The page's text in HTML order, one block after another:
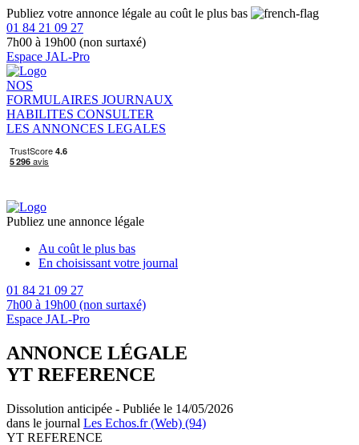
Publiez votre annonce légale au coût le plus bas
01 84 21 09 27
7h00 à 19h00 (non surtaxé)
Espace JAL-Pro
NOS
FORMULAIRES JOURNAUX
HABILITES CONSULTER
LES ANNONCES LEGALES
Publiez une annonce légale
Au coût le plus bas
En choisissant votre journal
01 84 21 09 27
7h00 à 19h00 (non surtaxé)
Espace JAL-Pro
ANNONCE LÉGALE
YT REFERENCE
Dissolution anticipée - Publiée le 14/05/2026
dans le journal Les Echos.fr (Web) (94)
YT REFERENCE